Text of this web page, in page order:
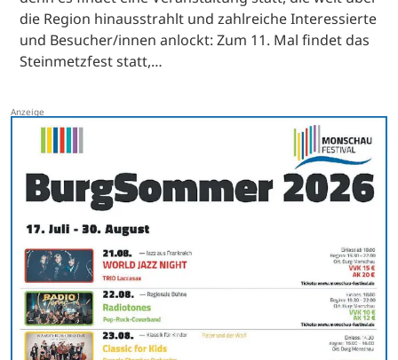
die Region hinausstrahlt und zahlreiche Interessierte
und Besucher/innen anlockt: Zum 11. Mal findet das
Steinmetzfest statt,…